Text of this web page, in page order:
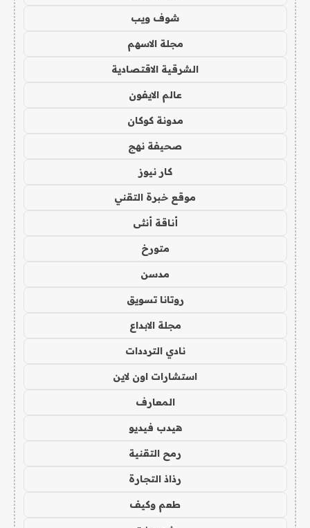
شوف ويب
مجلة الاسهم
الشرقية الاقتصادية
عالم الايفون
مدونة كوكان
صحيفة نهج
كار نيوز
موقع خبرة التقني
أناقة أنثى
متورخ
مدسن
روتانا تسويق
مجلة الابداع
نادي الترددات
استشارات اون لاين
المعارف
هيدب فيديو
رمح التقنية
رذاذ التجارة
طعم وكيف